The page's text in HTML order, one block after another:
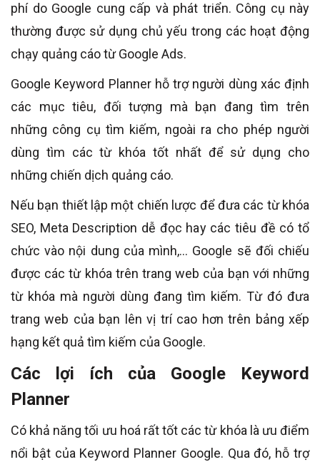
phí do Google cung cấp và phát triển. Công cụ này
thường được sử dụng chủ yếu trong các hoạt động
chạy quảng cáo từ Google Ads.
Google Keyword Planner hỗ trợ người dùng xác định
các mục tiêu, đối tượng mà bạn đang tìm trên
những công cụ tìm kiếm, ngoài ra cho phép người
dùng tìm các từ khóa tốt nhất để sử dụng cho
những chiến dịch quảng cáo.
Nếu bạn thiết lập một chiến lược để đưa các từ khóa
SEO, Meta Description dễ đọc hay các tiêu đề có tổ
chức vào nội dung của mình,… Google sẽ đối chiếu
được các từ khóa trên trang web của bạn với những
từ khóa mà người dùng đang tìm kiếm. Từ đó đưa
trang web của bạn lên vị trí cao hơn trên bảng xếp
hạng kết quả tìm kiếm của Google.
Các lợi ích của Google Keyword
Planner
Có khả năng tối ưu hoá rất tốt các từ khóa là ưu điểm
nổi bật của Keyword Planner Google. Qua đó, hỗ trợ